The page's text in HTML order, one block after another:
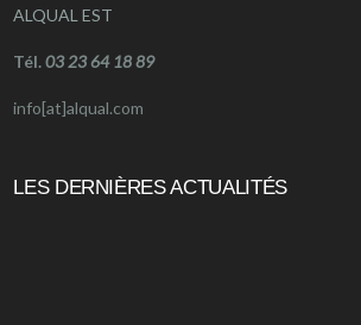
ALQUAL EST
Tél.03 23 64 18 89
info[at]alqual.com
LES DERNIÈRES ACTUALITÉS